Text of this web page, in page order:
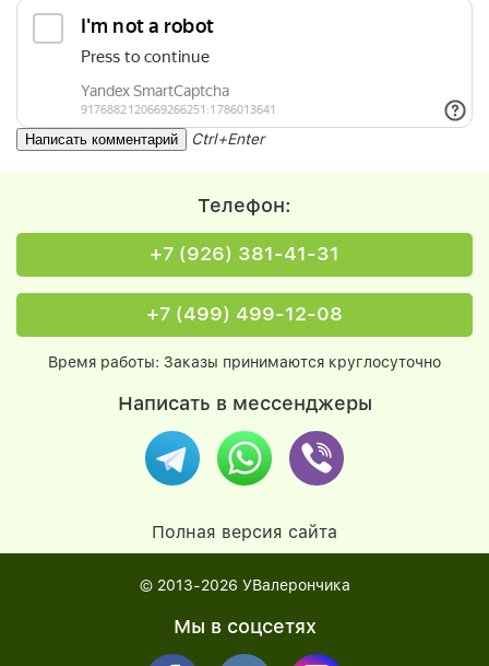
Ctrl+Enter
Телефон:
+7 (926) 381-41-31
+7 (499) 499-12-08
Время работы: Заказы принимаются круглосуточно
Написать в мессенджеры
Полная версия сайта
© 2013-2026 УВалерончика
Мы в соцсетях